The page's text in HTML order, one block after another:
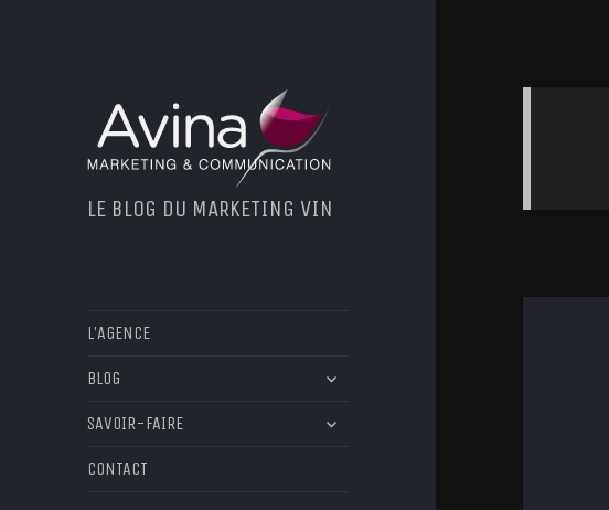
LE BLOG DU MARKETING VIN
L’AGENCE
BLOG
ouvrir
sous-
SAVOIR-FAIRE
ouvrir
CONTACT